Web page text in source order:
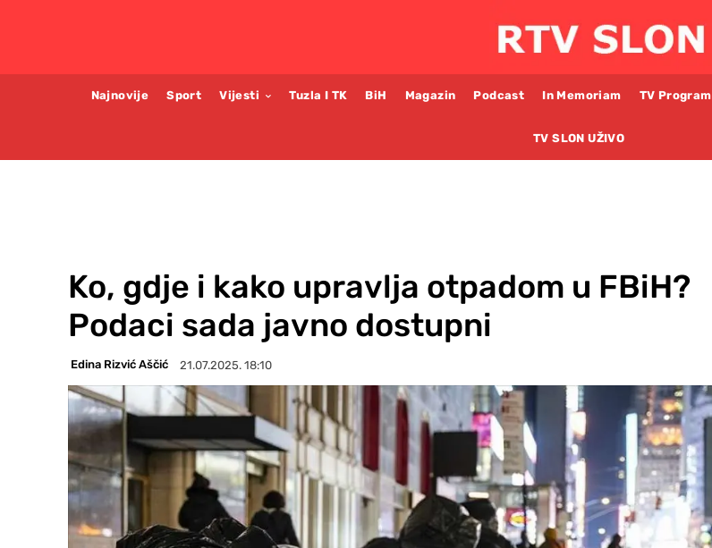
Najnovije Sport Vijesti Tuzla I TK BiH Magazin Podcast In Memoriam TV Program
TV SLON UŽIVO
Ko, gdje i kako upravlja otpadom u FBiH?
Podaci sada javno dostupni
Edina Rizvić Aščić 21.07.2025. 18:10